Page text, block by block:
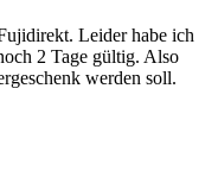
Leider habe ich
2 Tage gültig. Also
werden soll.